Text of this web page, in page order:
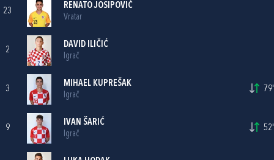
23
RENATO JOSIPOVIĆ
Vratar
2
DAVID ILIČIĆ
Igrač
3
MIHAEL KUPREŠAK
Igrač
79'
9
IVAN ŠARIĆ
Igrač
52'